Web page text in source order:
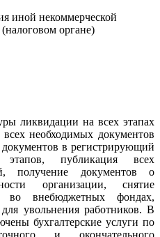
иной некоммерческой
органе)
ликвидации на всех этапах
необходимых документов
в регистрирующий
публикация всех
получение документов о
организации, снятие
во внебюджетных фондах,
увольнения работников. В
бухгалтерские услуги по